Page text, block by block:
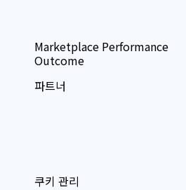
Marketplace Performance
Outcome
파트너
쿠키 관리